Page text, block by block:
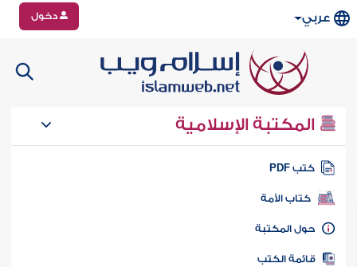
عربي دخول
المكتبة الإسلامية
كتب PDF
كتاب الأمة
المكتبة